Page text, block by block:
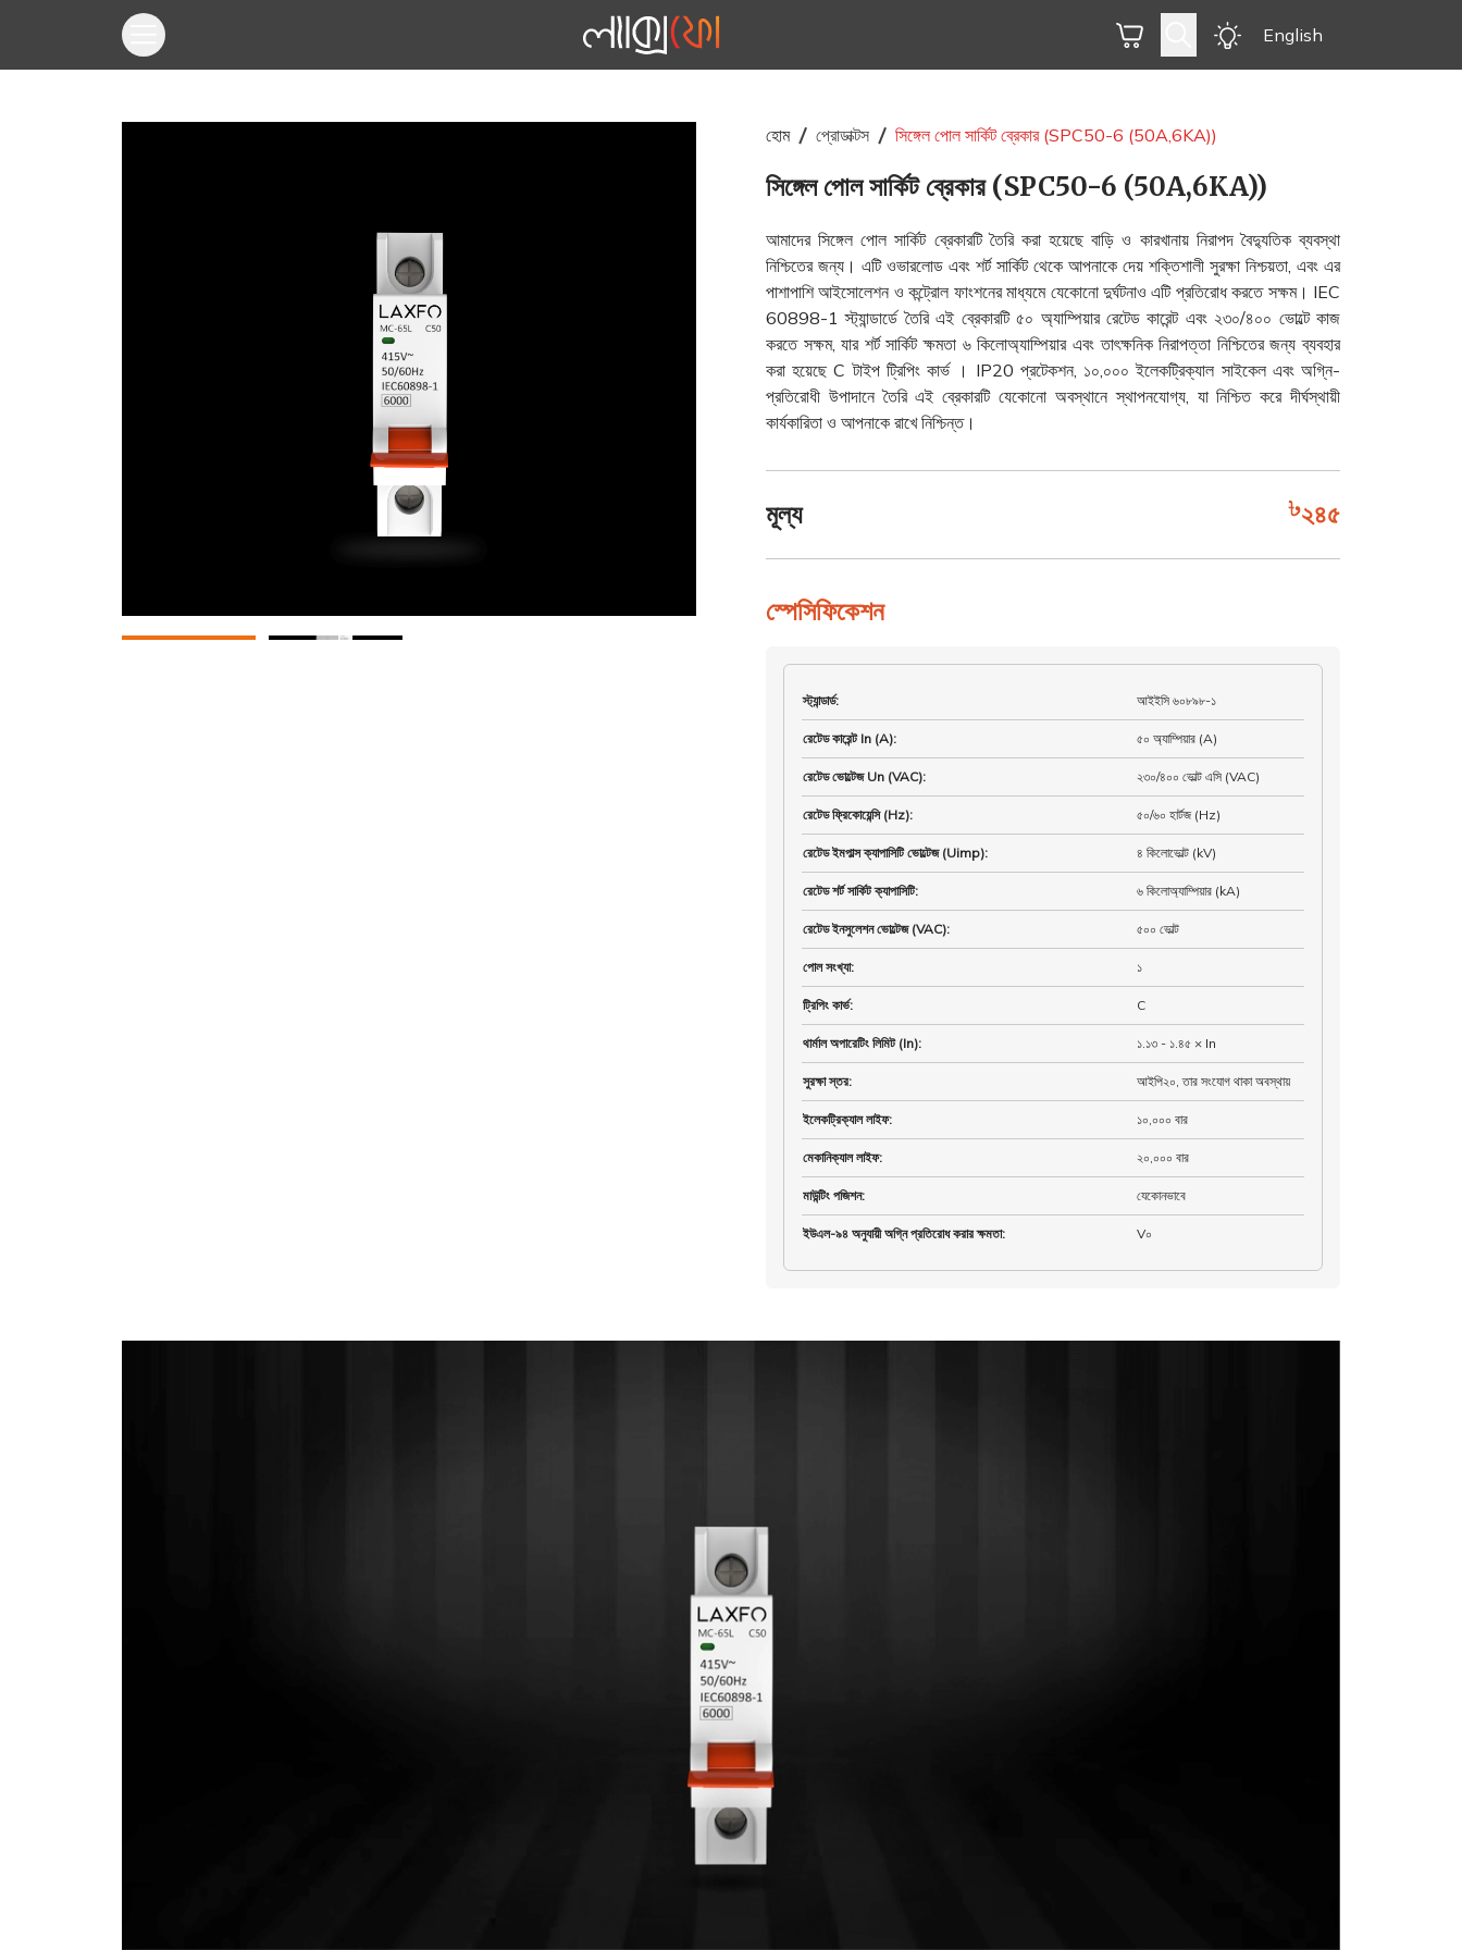
English
হোম প্রোডাক্টস সিঙ্গেল পোল সার্কিট ব্রেকার (SPC50-6 (50A,6KA))
সিঙ্গেল পোল সার্কিট ব্রেকার (SPC50-6 (50A,6KA))
আমাদের সিঙ্গেল পোল সার্কিট ব্রেকারটি তৈরি করা হয়েছে বাড়ি ও কারখানায় নিরাপদ বৈদ্যুতিক ব্যবস্থা
নিশ্চিতের জন্য। এটি ওভারলোড এবং শর্ট সার্কিট থেকে আপনাকে দেয় শক্তিশালী সুরক্ষা নিশ্চয়তা, এবং এর
পাশাপাশি আইসোলেশন ও কন্ট্রোল ফাংশনের মাধ্যমে যেকোনো দুর্ঘটনাও এটি প্রতিরোধ করতে সক্ষম। IEC
60898-1 স্ট্যান্ডার্ডে তৈরি এই ব্রেকারটি ৫০ অ্যাম্পিয়ার রেটেড কারেন্ট এবং ২৩‌০/৪০০ ভোল্টে কাজ
করতে সক্ষম, যার শর্ট সার্কিট ক্ষমতা ৬ কিলোঅ্যাম্পিয়ার এবং তাৎক্ষনিক নিরাপত্তা নিশ্চিতের জন্য ব্যবহার
করা হয়েছে C টাইপ ট্রিপিং কার্ভ । IP20 প্রটেকশন, ১০,০০০ ইলেকট্রিক্যাল সাইকেল এবং অগ্নি-
প্রতিরোধী উপাদানে তৈরি এই ব্রেকারটি যেকোনো অবস্থানে স্থাপনযোগ্য, যা নিশ্চিত করে দীর্ঘস্থায়ী
কার্যকারিতা ও আপনাকে রাখে নিশ্চিন্ত।
মূল্য ২৪৫
স্পেসিফিকেশন
স্ট্যান্ডার্ড: আইইসি ৬০৮৯৮-১
রেটেড কারেন্ট In (A): ৫০ অ্যাম্পিয়ার (A)
রেটেড ভোল্টেজ Un (VAC): ২৩০/৪০০ ভোল্ট এসি (VAC)
রেটেড ফ্রিকোয়েন্সি (Hz): ৫০/৬০ হার্টজ (Hz)
রেটেড ইমপাল্স ক্যাপাসিটি ভোল্টেজ (Uimp): ৪ কিলোভোল্ট (kV)
রেটেড শর্ট সার্কিট ক্যাপাসিটি: ৬ কিলোঅ্যাম্পিয়ার (kA)
রেটেড ইনসুলেশন ভোল্টেজ (VAC): ৫০০ ভোল্ট
পোল সংখ্যা: ১
ট্রিপিং কার্ভ: C
থার্মাল অপারেটিং লিমিট (In): ১.১৩ - ১.৪৫ × In
সুরক্ষা স্তর: আইপি২০, তার সংযোগ থাকা অবস্থায়
ইলেকট্রিক্যাল লাইফ: ১০,০০০ বার
মেকানিক্যাল লাইফ: ২০,০০০ বার
মাউন্টিং পজিশন: যেকোনভাবে
ইউএল-৯৪ অনুযায়ী অগ্নি প্রতিরোধ করার ক্ষমতা: V০